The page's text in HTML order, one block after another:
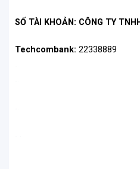
SỐ TÀI KHOẢN: CÔNG TY
Techcombank: 22338889